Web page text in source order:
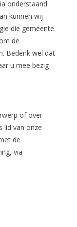
onderstaand
kunnen wij
die gemeente
de
Bedenk wel dat
u mee bezig
of over
lid van onze
de
via